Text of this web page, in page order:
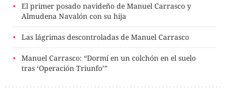
El primer posado navideño de Manuel Carrasco y
Almudena Navalón con su hija
Las lágrimas descontroladas de Manuel Carrasco
Manuel Carrasco: “Dormí en un colchón en el suelo
tras ‘Operación Triunfo’”